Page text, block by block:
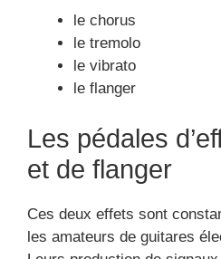
le chorus
le tremolo
le vibrato
le flanger
Les pédales
et de flanger
Ces deux effets sont
les amateurs de guitares